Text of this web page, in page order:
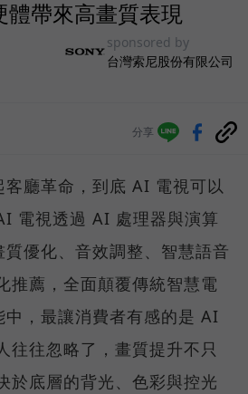
體帶來高畫質表現
sponsored by
台灣索尼股份有限公司
分享
廳革命，到底 AI 電視可以
電視透過 AI 處理器與演算
優化、音效調整、智慧語音
推薦，全面顛覆傳統智慧電
，最讓消費者有感的是 AI
往往忽略了，畫質提升不只
於底層的背光、色彩與控光